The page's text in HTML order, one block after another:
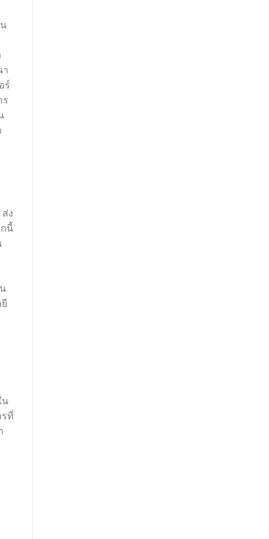
า
ร์
ร
ง
นี้
น
ที่